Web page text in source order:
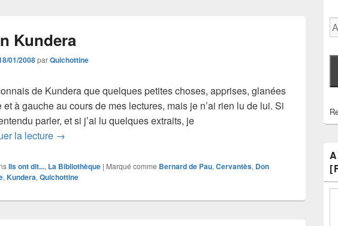
Kundera
01/2008parQuichottine
de Kundera que quelques petites choses, apprises, glanées
et à gauche au cours de mes lectures, mais je n’ai rien lu de lui. Si
parler, et si j’ai lu quelques extraits, je
la lecture Milan Kundera
→
Ils ont dit..., La Bibliothèque | Marqué comme Bernard de Pau, Cervantès, Don
, Kundera, Quichottine
e-